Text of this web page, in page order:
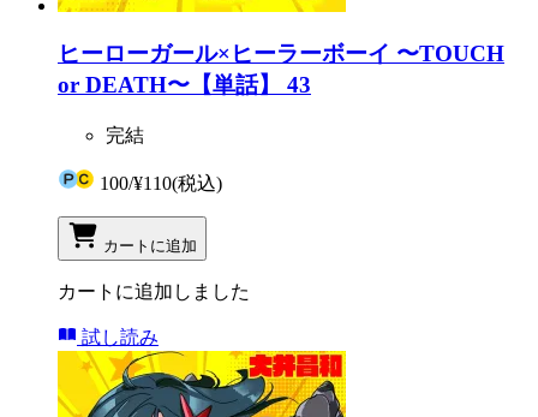
ヒーローガール×ヒーラーボーイ 〜TOUCH
or DEATH〜【単話】 43
完結
100/¥110(税込)
カートに追加
カートに追加しました
試し読み